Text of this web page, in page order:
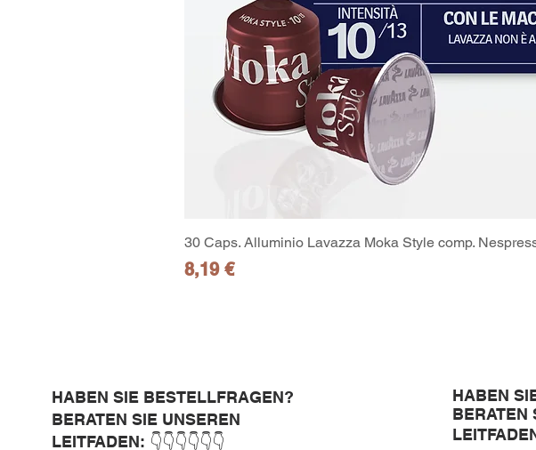
30 Caps. Alluminio Lavazza Moka Style comp.
Preis
8,19 €
HABEN SIE BESTELLFRAGEN?
BERATEN SIE UNSEREN
LEITFADEN: 👇👇👇👇👇👇
HABEN
BERATEN